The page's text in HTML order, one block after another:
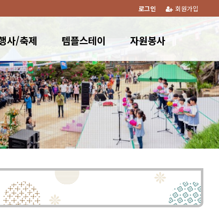
회원가입
로그인
사/축제 템플스테이 자원봉사